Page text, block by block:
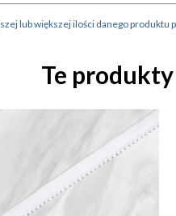
lub większej ilości danego
Te